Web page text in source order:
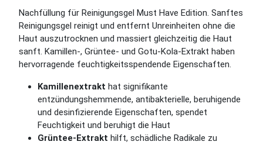
Nachfüllung für Reinigungsgel Must Have Edition. Sanftes
Reinigungsgel reinigt und entfernt Unreinheiten ohne die
Haut auszutrocknen und massiert gleichzeitig die Haut
sanft. Kamillen-, Grüntee- und Gotu-Kola-Extrakt haben
hervorragende feuchtigkeitsspendende Eigenschaften.
Kamillenextrakt hat signifikante
entzündungshemmende, antibakterielle, beruhigende
und desinfizierende Eigenschaften, spendet
Feuchtigkeit und beruhigt die Haut
Grüntee-Extrakt hilft, schädliche Radikale zu